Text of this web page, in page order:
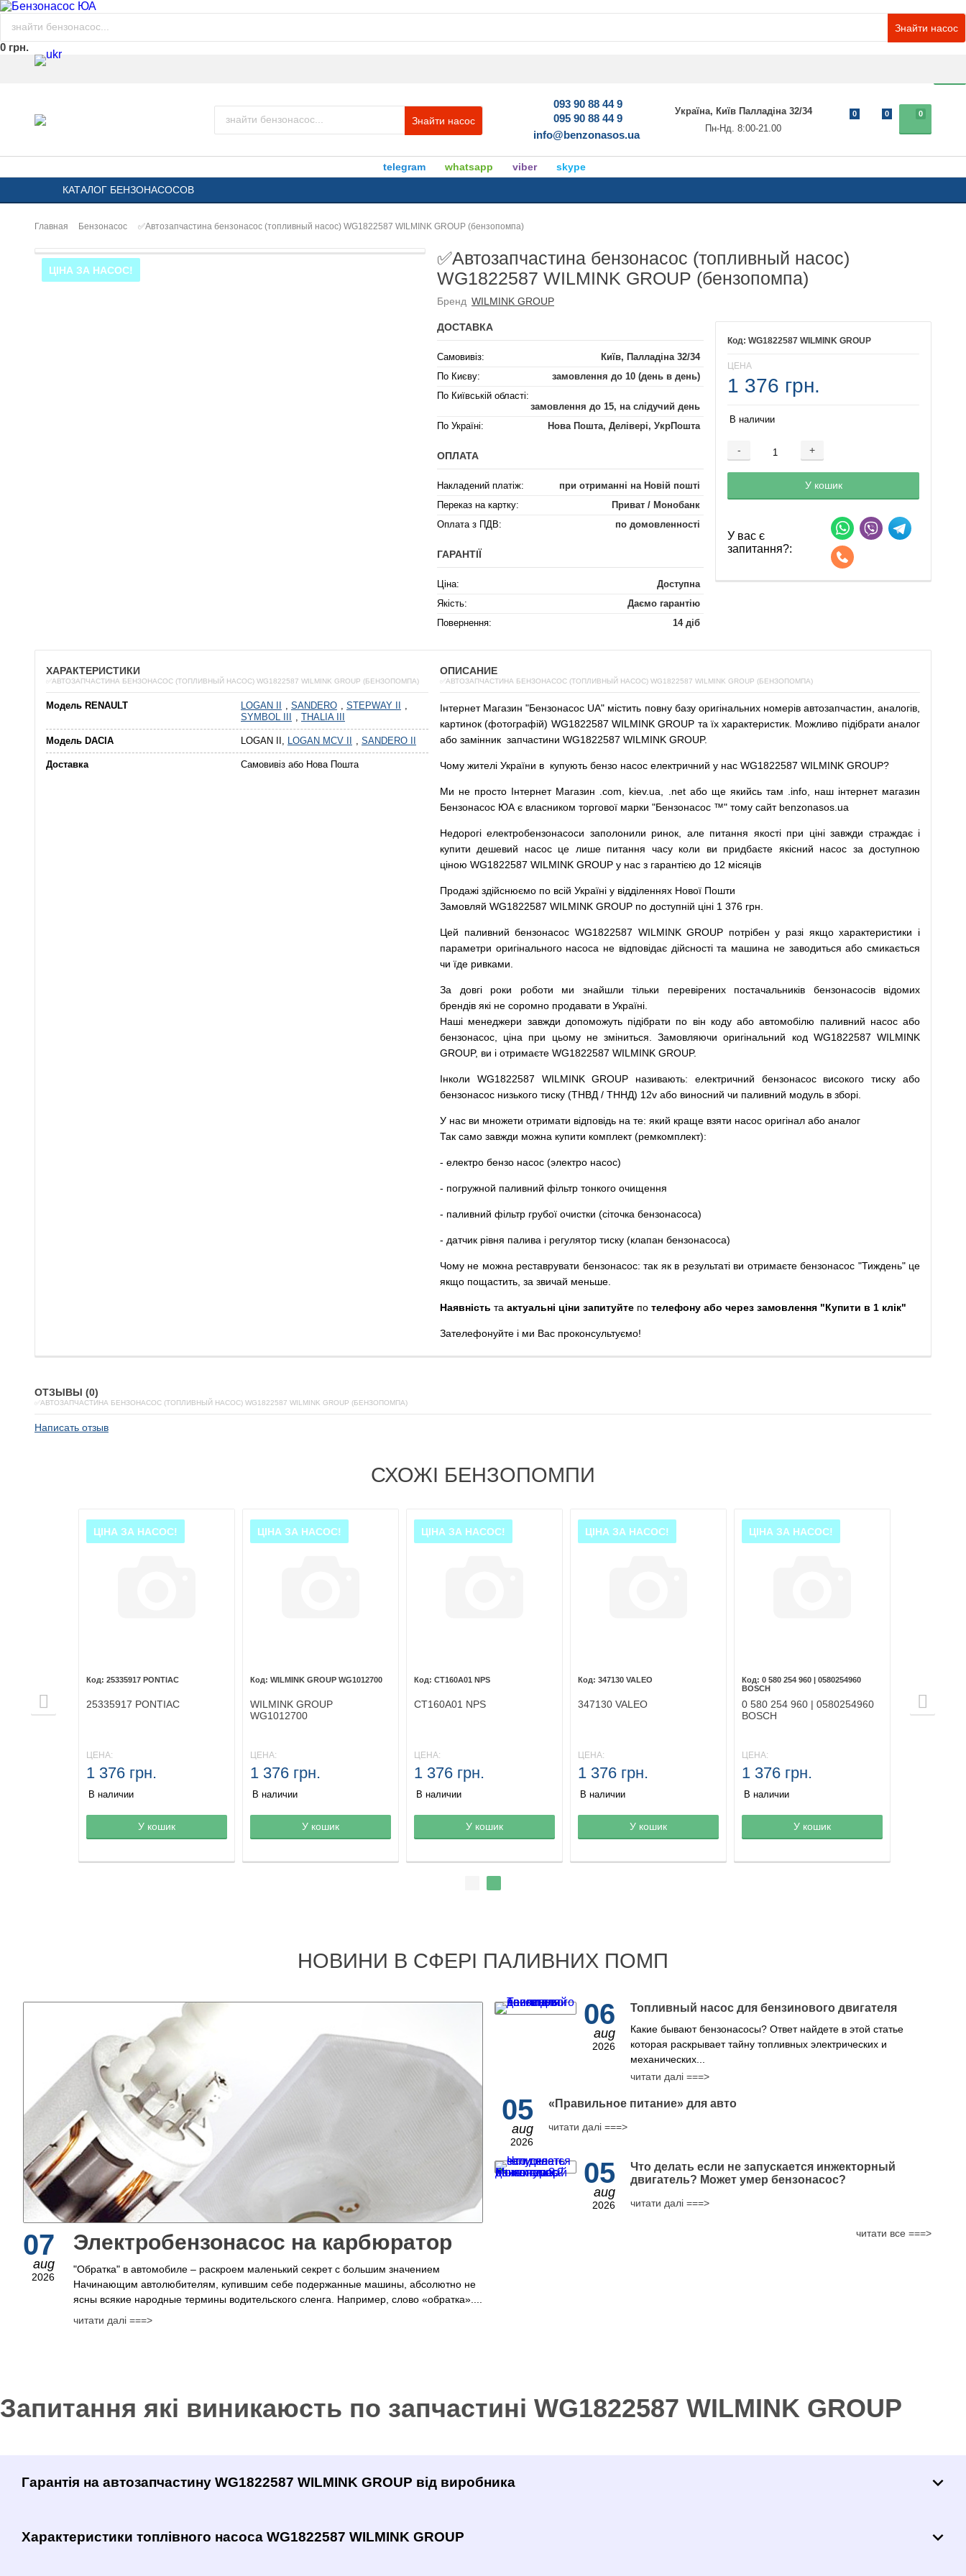
Знайти насос
0 грн.
Знайти насос
093 90 88 44 9
095 90 88 44 9
info@benzonasos.ua
Україна, Київ Палладіна 32/34
Пн-Нд. 8:00-21.00
0
0 0
telegram whatsapp viber
skype
КАТАЛОГ БЕНЗОНАСОСОВ
Главная Бензонасос ✅Автозапчастина бензонасос (топливный насос) WG1822587 WILMINK GROUP (бензопомпа)
ЦІНА ЗА НАСОС!
✅Автозапчастина бензонасос (топливный насос)
WG1822587 WILMINK GROUP (бензопомпа)
Бренд WILMINK GROUP
WG1822587 WILMINK GROUP
ЦЕНА
1 376 грн.
В наличии
- +
Добавляется...
У кошик
Добавлен
У вас є
запитання?:
ДОСТАВКА
Самовивіз:
Київ, Палладіна 32/34
По Києву:
замовлення до 10 (день в день)
По Київській області:
замовлення до 15, на слідучий день
По Україні:
Нова Пошта, Делівері, УкрПошта
ОПЛАТА
Накладений платіж:
при отриманні на Новій пошті
Переказ на картку:
Приват / Монобанк
Оплата з ПДВ:
по домовленності
ГАРАНТІЇ
Ціна:
Доступна
Якість:
Даємо гарантію
Повернення:
14 діб
ХАРАКТЕРИСТИКИ
✅АВТОЗАПЧАСТИНА БЕНЗОНАСОС (ТОПЛИВНЫЙ НАСОС) WG1822587 WILMINK GROUP (БЕНЗОПОМПА)
Модель RENAULT LOGAN II , SANDERO , STEPWAY II
,
SYMBOL III
, THALIA III
Модель DACIA LOGAN II, LOGAN MCV II , SANDERO II
Доставка Самовивіз або Нова Пошта
ОПИСАНИЕ
✅АВТОЗАПЧАСТИНА БЕНЗОНАСОС (ТОПЛИВНЫЙ НАСОС) WG1822587 WILMINK GROUP (БЕНЗОПОМПА)
Інтернет Магазин "Бензонасос UA" містить повну базу оригінальних номерів автозапчастин аналогів
картинок (фотографій) WG1822587 WILMINK GROUP та їх характеристик. Можливо підібрати аналог
або замінник запчастини WG1822587 WILMINK GROUP.
Чому жителі України в купують бензо насос електричний у нас WG1822587 WILMINK GROUP?
Ми не просто Інтернет Магазин .com kiev.ua .net або ще якийсь там .info, наш інтернет магазин
Бензонасос ЮА є власником торгової марки "Бензонасос ™" тому сайт benzonasos.ua
Недорогі електробензонасоси заполонили ринок але питання якості при ціні завжди страждає і
купити
дешевий насос це лише питання часу коли ви придбаєте якісний насос за доступною
ціною WG1822587 WILMINK GROUP у нас з гарантією до 12 місяців
Продажі здійснюємо по всій Україні у відділеннях Нової Пошти
Замовляй WG1822587 WILMINK GROUP по доступній ціні 1 376 грн.
Цей паливний бензонасос WG1822587 WILMINK GROUP потрібен у разі якщо характеристики
і
параметри оригінального насоса не відповідає дійсності та машина не заводиться або смикається
чи їде ривками
За довгі роки роботи ми знайшли тільки перевірених постачальників
бензонасосів відомих
брендів які не соромно продавати в Україні.
Наші менеджери завжди допоможуть підібрати по він коду або автомобілю паливний насос або
бензонасос
ціна при цьому не зміниться Замовляючи оригінальний код WG1822587 WILMINK
GROUP, ви і отримаєте WG1822587 WILMINK GROUP.
Інколи WG1822587 WILMINK GROUP називають: електричний бензонасос високого тиску
або
бензонасос низького тиску (ТНВД / ТННД) 12v або виносний чи паливний модуль в зборі
У нас ви множети отримати відповідь на те: який краще взяти насос оригінал або аналог
Так само завжди можна купити комплект (ремкомплект):
- електро бензо насос (электро насос)
- погружной паливний фільтр тонкого очищення
- паливний фільтр грубої очистки (сіточка бензонасоса)
- датчик рівня палива і регулятор тиску (клапан бензонасоса)
Чому не можна реставрувати бензонасос: так як в результаті ви отримаєте бензонасос "Тиждень" це
якщо пощастить, за звичай меньше.
Наявність та актуальні ціни запитуйте по телефону або через замовлення "Купити в 1 клік"
Зателефонуйте і ми Вас проконсультуємо!
ОТЗЫВЫ (0)
✅АВТОЗАПЧАСТИНА БЕНЗОНАСОС (ТОПЛИВНЫЙ НАСОС) WG1822587 WILMINK GROUP (БЕНЗОПОМПА)
Написать отзыв
СХОЖІ БЕНЗОПОМПИ
Товар в корзине
ЦІНА ЗА НАСОС!
25335917 PONTIAC
25335917 PONTIAC
ЦЕНА:
1 376 грн.
В наличии
У кошик Товар в корзине
ЦІНА ЗА НАСОС!
WILMINK GROUP WG1012700
WILMINK GROUP
WG1012700
ЦЕНА:
1 376 грн.
В наличии
У кошик Товар в корзине
ЦІНА ЗА НАСОС!
CT160A01 NPS
CT160A01 NPS
ЦЕНА:
1 376 грн.
В наличии
У кошик Товар в корзине
ЦІНА ЗА НАСОС!
347130 VALEO
347130 VALEO
ЦЕНА:
1 376 грн.
В наличии
У кошик Товар в корзине
ЦІНА ЗА НАСОС!
0 580 254 960 | 0580254960
BOSCH
0 580 254 960 | 0580254960
BOSCH
ЦЕНА:
1 376 грн.
В наличии
У кошик
НОВИНИ В СФЕРІ ПАЛИВНИХ ПОМП
07
aug
2026
Электробензонасос на карбюратор
"Обратка" в автомобиле – раскроем маленький секрет с большим значением
Начинающим автолюбителям, купившим себе подержанные машины, абсолютно не
ясны всякие народные термины водительского сленга. Например, слово «обратка»....
читати далі ===>
06
aug
2026
Топливный насос для бензинового двигателя
Какие бывают бензонасосы? Ответ найдете в этой статье
которая раскрывает тайну топливных электрических и
механических...
читати далі ===>
05
aug
2026
​«Правильное питание» для авто
читати далі ===>
05
aug
2026
Что делать если не запускается инжекторный
двигатель? Может умер бензонасос?
читати далі ===>
читати все ===>
Запитання які виникаюсть по запчастині WG1822587 WILMINK GROUP
Гарантія на автозапчастину WG1822587 WILMINK GROUP від виробника
Характеристики топлівного насоса WG1822587 WILMINK GROUP